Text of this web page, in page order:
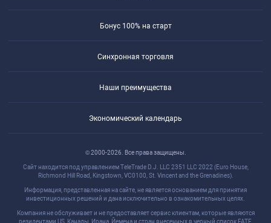
Бонус 100% на старт
Синхронная торговля
Наши преимущества
Экономический календарь
© 2000-2026. Все права защищены.
Сайт находится под управлением TeleTrade D.J. LLC 2351 LLC 2022 (Euro House,
Richmond Hill Road, Kingstown, VC0100, St. Vincent and the Grenadines).
Информация, представленная на сайте, не является основанием для принятия
инвестиционных решений и дана исключительно в ознакомительных целях.
Компания не обслуживает и не предоставляет сервис клиентам, которые являются
резидентами US, Канады, Ирана, Йемена и стран внесенных в черный список FATF.